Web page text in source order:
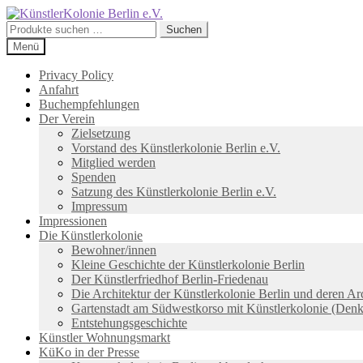
Zur
Navigation
springen
Zum
Inhalt
springen
Suchen
nach:
Suchen
Menü
Privacy Policy
Anfahrt
Buchempfehlungen
Der Verein
Zielsetzung
Vorstand des Künstlerkolonie Berlin e.V.
Mitglied werden
Spenden
Satzung des Künstlerkolonie Berlin e.V.
Impressum
Impressionen
Die Künstlerkolonie
Bewohner/innen
Kleine Geschichte der Künstlerkolonie Berlin
Der Künstlerfriedhof Berlin-Friedenau
Die Architektur der Künstlerkolonie Berlin und deren
Gartenstadt am Südwestkorso mit Künstlerkolonie
Entstehungsgeschichte
Künstler Wohnungsmarkt
KüKo in der Presse